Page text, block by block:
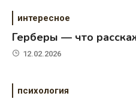
интересное
Герберы — что
12.02.2026
психология